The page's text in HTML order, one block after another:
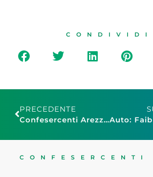
CONDIVIDI
PRECEDENTE
Confesercenti Arezzo: presentazione del “Carnevale in Piazza Sant’Agostino”
CONFESERCENTI